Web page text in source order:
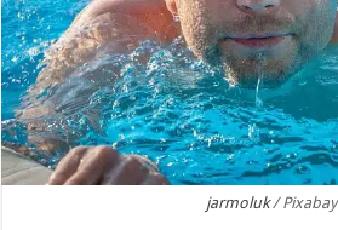
jarmoluk/ Pixabay